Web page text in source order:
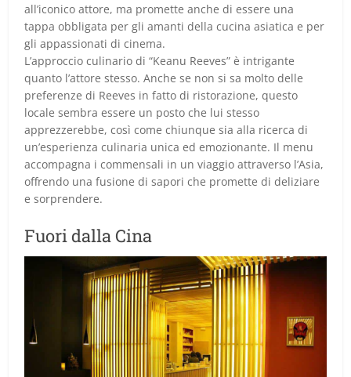
all’iconico attore, ma promette anche di essere una
tappa obbligata per gli amanti della cucina asiatica e per
gli appassionati di cinema.
L’approccio culinario di “Keanu Reeves” è intrigante
quanto l’attore stesso. Anche se non si sa molto delle
preferenze di Reeves in fatto di ristorazione, questo
locale sembra essere un posto che lui stesso
apprezzerebbe, così come chiunque sia alla ricerca di
un’esperienza culinaria unica ed emozionante. Il menu
accompagna i commensali in un viaggio attraverso l’Asia,
offrendo una fusione di sapori che promette di deliziare
e sorprendere.
Fuori dalla Cina